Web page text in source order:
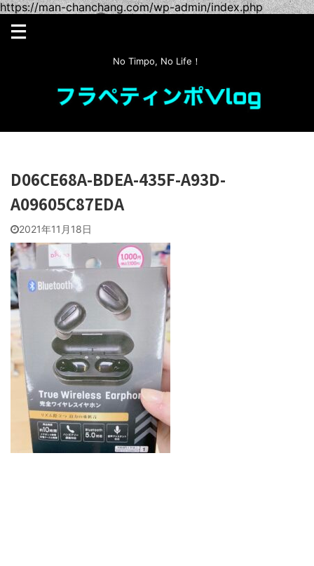
https://man-chanchang.com/wp-admin/index.php
No Timpo, No Life！
D06CE68A-BDEA-435F-A93D-
A09605C87EDA
2021年11月18日